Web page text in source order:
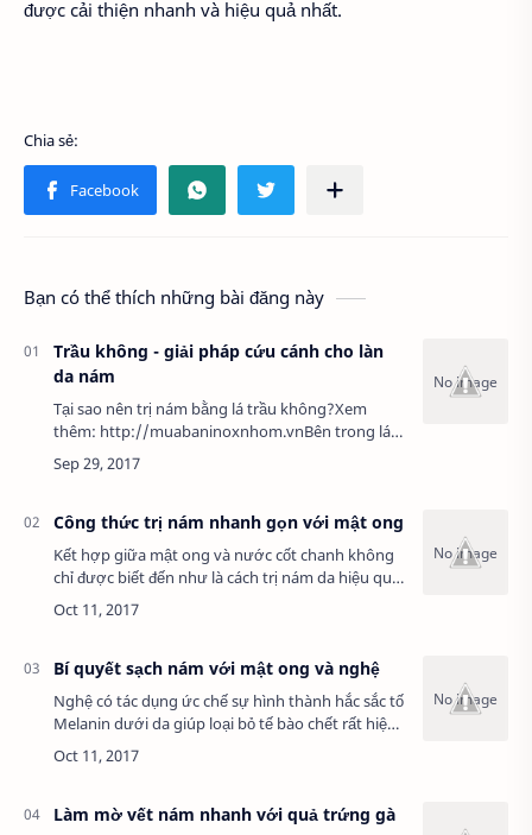
được cải thiện nhanh và hiệu quả nhất.
Bạn có thể thích những bài đăng này
Trầu không - giải pháp cứu cánh cho làn
da nám
Tại sao nên trị nám bằng lá trầu không?Xem
thêm: http://muabaninoxnhom.vnBên trong lá
trầu chứa nhiều muối khoáng, nước, các chất xơ,
protein, carbohydrate cùng nhiều khoáng c…
Công thức trị nám nhanh gọn với mật ong
Kết hợp giữa mật ong và nước cốt chanh không
chỉ được biết đến như là cách trị nám da hiệu quả
mà còn chứa nhiều công dụng tuyệt vời khác
như : trị mụn đầu đen, trị sẹo thâm, trị m…
Bí quyết sạch nám với mật ong và nghệ
Nghệ có tác dụng ức chế sự hình thành hắc sắc tố
Melanin dưới da giúp loại bỏ tế bào chết rất hiệu
quả. Cách trị nám bằng nghệ và mật ong sẽ có
được cùng lúc 2 tác dụng: vừa đi…
Làm mờ vết nám nhanh với quả trứng gà